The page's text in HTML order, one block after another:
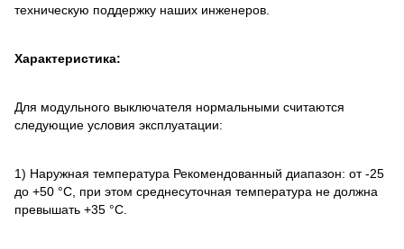
техническую поддержку наших инженеров.
Характеристика:
Для модульного выключателя нормальными считаются
следующие условия эксплуатации:
1) Наружная температура Рекомендованный диапазон: от -25
до +50 °C, при этом среднесуточная температура не должна
превышать +35 °C.